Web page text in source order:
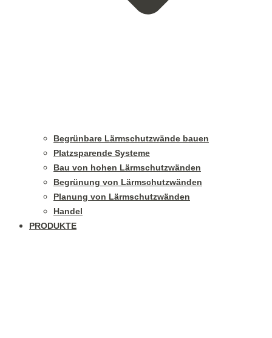
Begrünbare Lärmschutzwände bauen
Platzsparende Systeme
Bau von hohen Lärmschutzwänden
Begrünung von Lärmschutzwänden
Planung von Lärmschutzwänden
Handel
PRODUKTE